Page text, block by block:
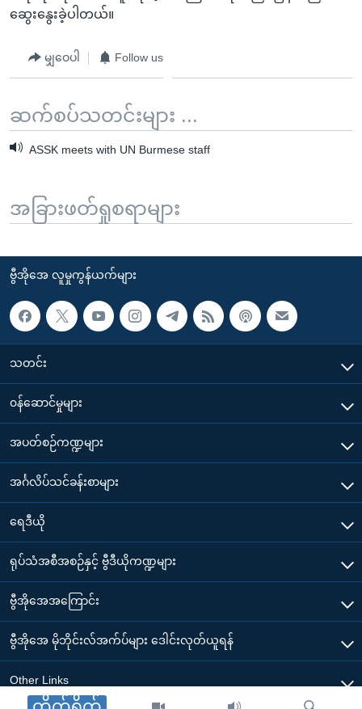
ဆွေးနွေးခဲ့ပါတယ်။
မျှဝေပါ Follow us
ဆက်စပ်သတင်းများ ...
ASSK meets with UN Burmese staff
အခြားဖတ်ရှုစရာများ
ဗွီအိုအေ လူမှုကွန်ယက်များ
သတင်း
၀န်ဆောင်မှုများ
အပတ်စဉ်ကဏ္ဍများ
အင်္ဂလိပ်သင်ခန်းစာများ
ရေဒီယို
ရုပ်သံအစီအစဉ်နှင့် ဗွီဒီယိုကဏ္ဍများ
ဗွီအိုအေအကြောင်း
ဗွီအိုအေ မိုဘိုင်းလ်အက်ပ်များ ဒေါင်းလုတ်ယူရန်
Other Links